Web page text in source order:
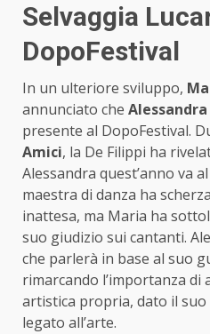
Selvaggia
DopoFestival
In un ulteriore sviluppo,
annunciato che
presente al DopoFestival.
Amici, la De Filippi ha
Alessandra quest’anno va
maestra di danza ha
inattesa, ma Maria ha
suo giudizio sui cantanti.
che parlerà in base al suo
rimarcando l’importanza di
artistica propria, dato il
legato all’arte.